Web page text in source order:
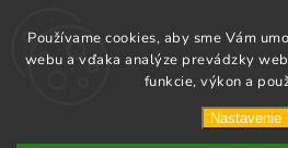
Používame cookies, aby sme Vám
webu a vďaka analýze prevádzky
funkcie, výkon a
Nastavenie
NÁKUPNÝ KOŠÍK
0ks /0 €